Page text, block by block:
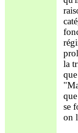
la
se
on